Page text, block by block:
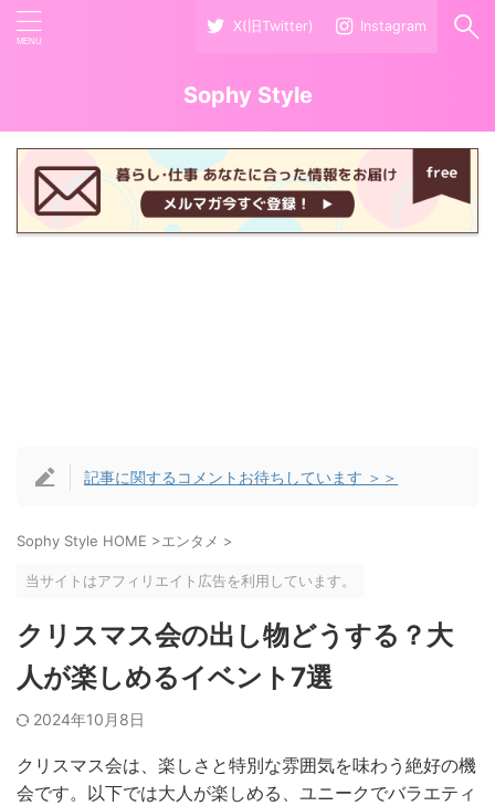
X(旧Twitter) Instagram
Sophy Style
記事に関するコメントお待ちしています ＞＞
Sophy Style HOME >エンタメ >
当サイトはアフィリエイト広告を利用しています。
クリスマス会の出し物どうする？大
人が楽しめるイベント7選
2024年10月8日
クリスマス会は、楽しさと特別な雰囲気を味わう絶好の機
会です。以下では大人が楽しめる、ユニークでバラエティ